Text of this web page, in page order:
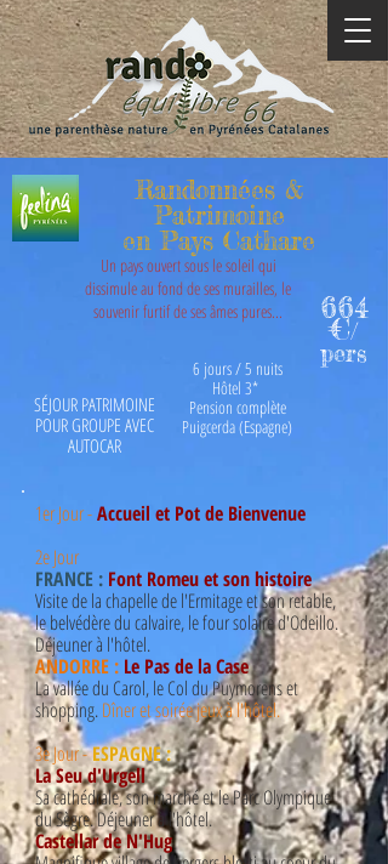
Randonnées &
Patrimoine
en Pays Cathare
Un pays ouvert sous le soleil qui
dissimule au fond de ses murailles, le
souvenir furtif de ses âmes pures...
6 jours / 5 nuits
Hôtel 3*
Pension complète
Puigcerda (Espagne)
664
€/
pers
SÉJOUR PATRIMOINE
POUR GROUPE AVEC
AUTOCAR
1er Jour -Accueil et Pot de Bienvenue
2e Jour
FRANCE : Font Romeu et son histoire
Visite de la chapelle de l'Ermitage et son retable,
le belvédère du calvaire, le four solaire d'Odeillo.
Déjeuner à l'hôtel.
ANDORRE : Le Pas de la Case
La vallée du Carol, le Col du Puymorens et
shopping.Dîner et soirée jeux à l'hôtel.
3e Jour -ESPAGNE :
La Seu d'Urgell
Sa cathédrale, son marché et le Parc Olympique
du Sègre. Déjeuner à l'hôtel.
Castellar de N'Hug